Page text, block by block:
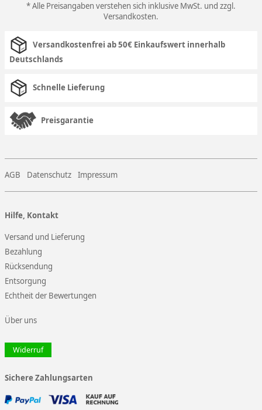
* Alle Preisangaben verstehen sich inklusive MwSt. und zzgl.
Versandkosten.
Versandkostenfrei ab 50€ Einkaufswert innerhalb
Deutschlands
Schnelle Lieferung
Preisgarantie
AGB Datenschutz Impressum
Hilfe, Kontakt
Versand und Lieferung
Bezahlung
Rücksendung
Entsorgung
Echtheit der Bewertungen
Über uns
Widerruf
Sichere Zahlungsarten